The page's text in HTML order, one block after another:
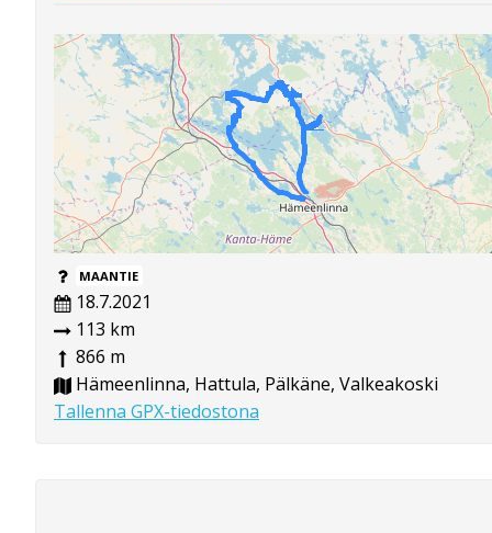
MAANTIE
18.7.2021
113 km
866 m
Hämeenlinna, Hattula, Pälkäne, Valkeakoski
Tallenna GPX-tiedostona